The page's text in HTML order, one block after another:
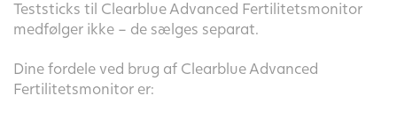
Teststicks til Clearblue Advanced Fertilitetsmonitor
medfølger ikke – de sælges separat.
Dine fordele ved brug af Clearblue Advanced
Fertilitetsmonitor er: